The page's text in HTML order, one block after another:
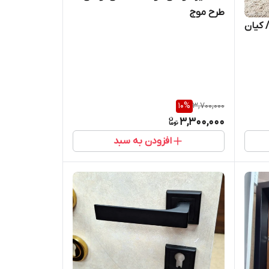
کیان
طرح موج
3,700,000
10%
3,300,000
افزودن به سبد